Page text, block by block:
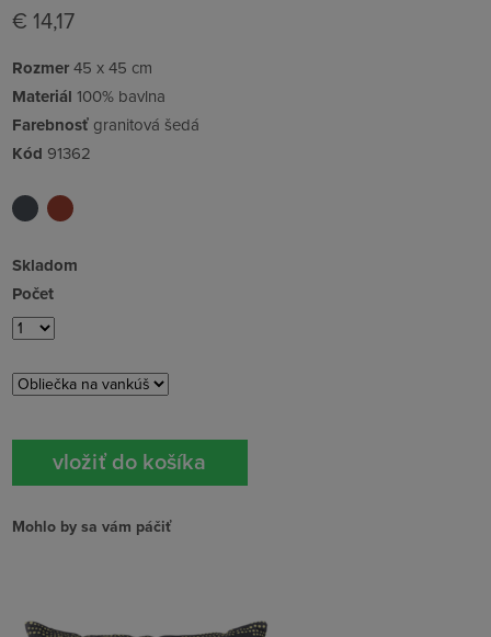
€ 14,17
Rozmer 45 x 45 cm
Materiál 100% bavlna
Farebnosť granitová šedá
Kód 91362
Skladom
Počet
Mohlo by sa vám páčiť